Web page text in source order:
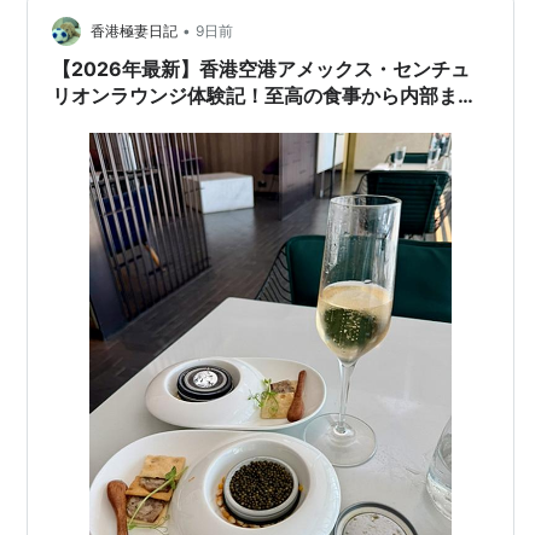
香港極妻日記 • 9日前
【2026年最新】香港空港アメックス・センチュ
リオンラウンジ体験記！至高の食事から内部まで